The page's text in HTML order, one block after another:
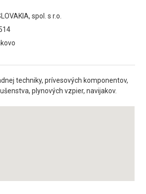
spol. s r.o.
techniky, prívesových komponentov,
plynových vzpier, navijakov.